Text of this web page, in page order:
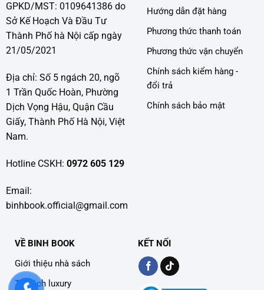
GPKD/MST: 0109641386 do
Sở Kế Hoạch Và Đầu Tư
Thành Phố hà Nội cấp ngày
21/05/2021
Địa chỉ: Số 5 ngách 20, ngõ
1 Trần Quốc Hoàn, Phường
Dịch Vọng Hậu, Quận Cầu
Giấy, Thành Phố Hà Nội, Việt
Nam.
Hotline CSKH: 0972 605 129
Email:
binhbook.official@gmail.com
Hướng dẫn đặt hàng
Phương thức thanh toán
Phương thức vận chuyển
Chính sách kiểm hàng -
đổi trả
Chính sách bảo mật
VỀ BINH BOOK
Giới thiệu nhà sách
Tủ sách luxury
KẾT NỐI